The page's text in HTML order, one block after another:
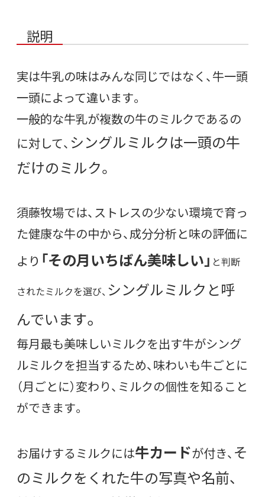
説明
実は牛乳の味はみんな同じではなく、牛一頭
一頭によって違います。
一般的な牛乳が複数の牛のミルクであるの
に対して、 シングルミルクは一頭の牛
だけのミルク。
須藤牧場では、ストレスの少ない環境で育っ
た健康な牛の中から、成分分析と味の評価に
より 「その月いちばん美味しい」 と判断
されたミルクを選び、 シングルミルクと呼
んでいます。
毎月最も美味しいミルクを出す牛がシング
ルミルクを担当するため、 味わいも牛ごとに
（月ごとに）変わり、ミルクの個性を知ること
ができます。
お届けするミルクには牛カードが付き、 そ
のミルクをくれた牛の写真や名前、